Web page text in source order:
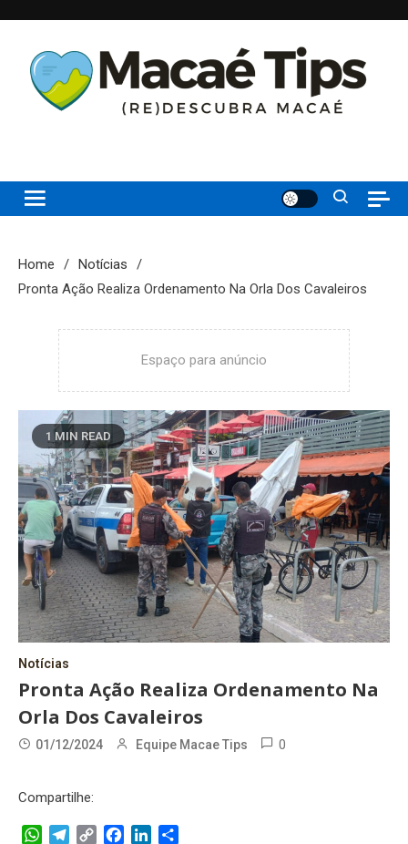
content
Princesinha do Atlântico
Home
Notícias
Pronta Ação Realiza Ordenamento Na Orla Dos Cavaleiros
Espaço para anúncio
1 MIN READ
Notícias
Pronta Ação Realiza Ordenamento Na
Orla Dos Cavaleiros
01/12/2024 Equipe Macae Tips 0
Compartilhe:
WhatsApp
Telegram
Copy
FacebookLinkedIn